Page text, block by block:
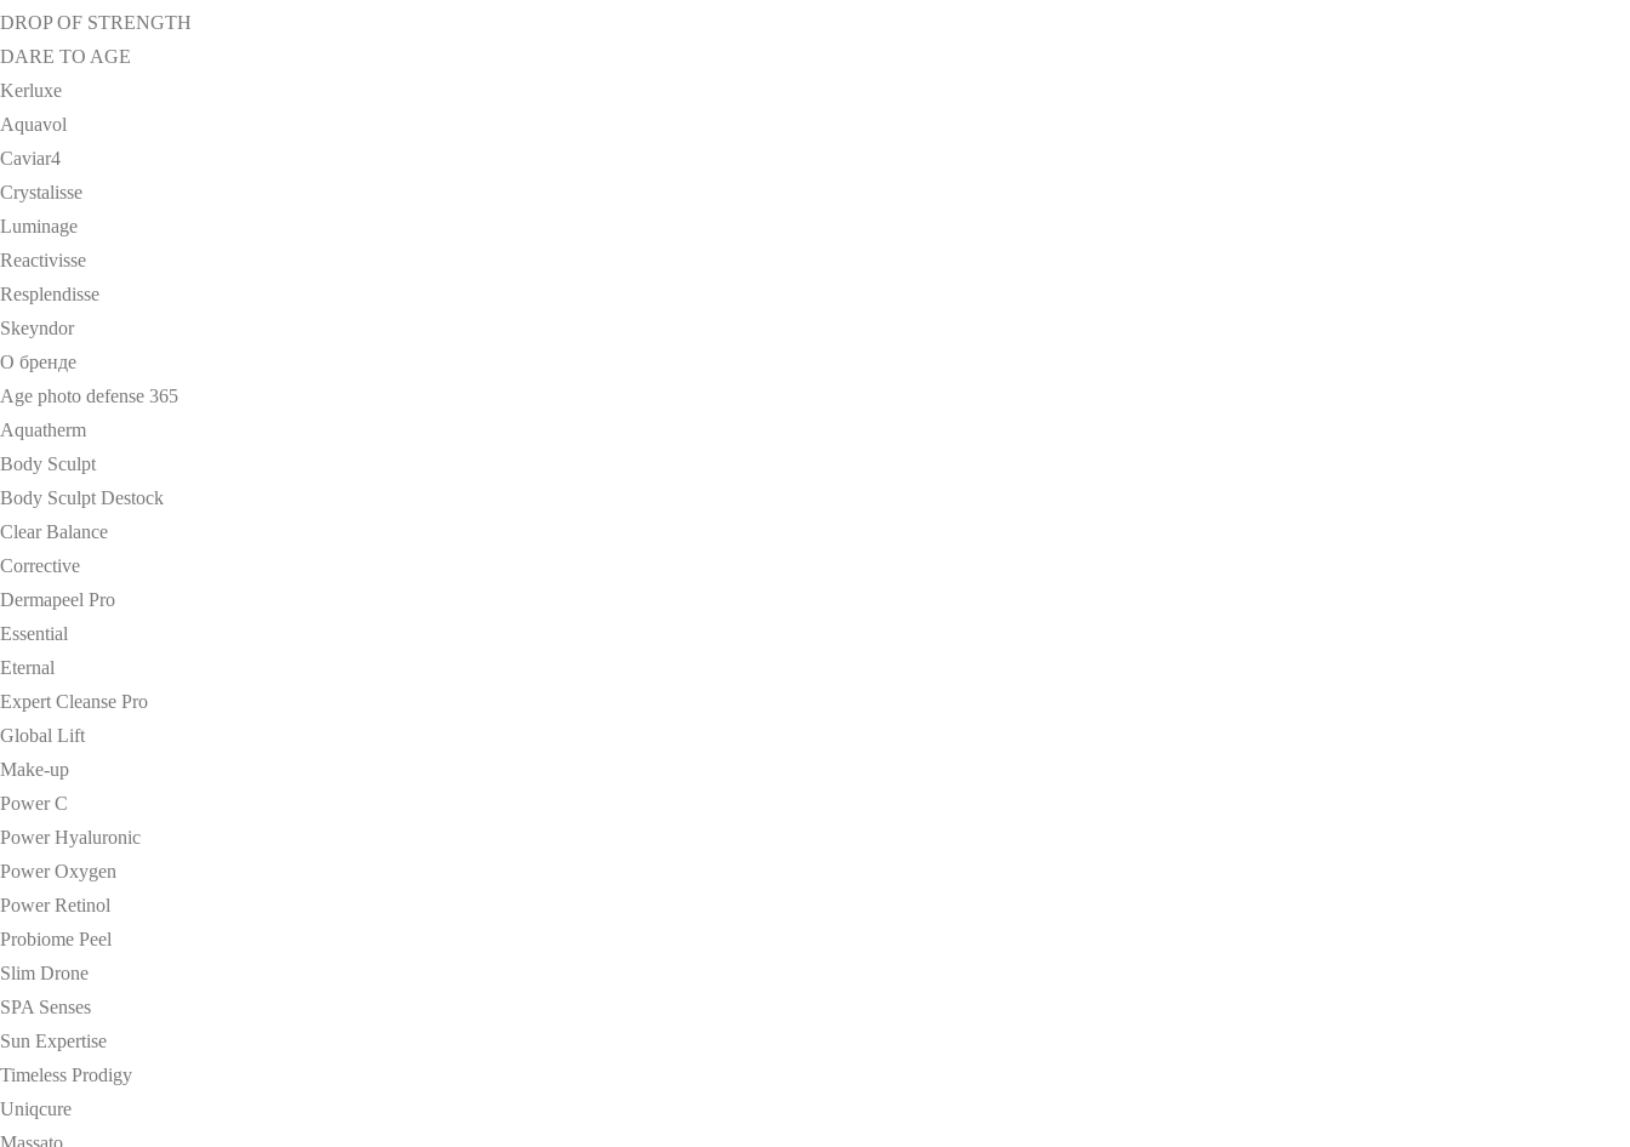
DROP OF STRENGTH
DARE TO AGE
Kerluxe
Aquavol
Caviar4
Crystalisse
Luminage
Reactivisse
Resplendisse
Skeyndor
О бренде
Age photo defense 365
Aquatherm
Body Sculpt
Body Sculpt Destock
Clear Balance
Corrective
Dermapeel Pro
Essential
Eternal
Expert Cleanse Pro
Global Lift
Make-up
Power C
Power Hyaluronic
Power Oxygen
Power Retinol
Probiome Peel
Slim Drone
SPA Senses
Sun Expertise
Timeless Prodigy
Uniqcure
Massato